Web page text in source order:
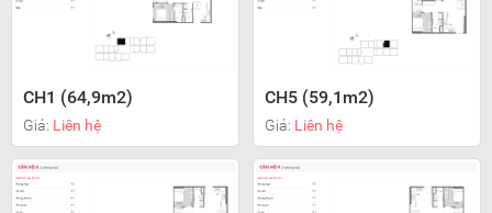
CH1 (64,9m2)
Giá: Liên hệ
CH5 (59,1m2)
Giá: Liên hệ